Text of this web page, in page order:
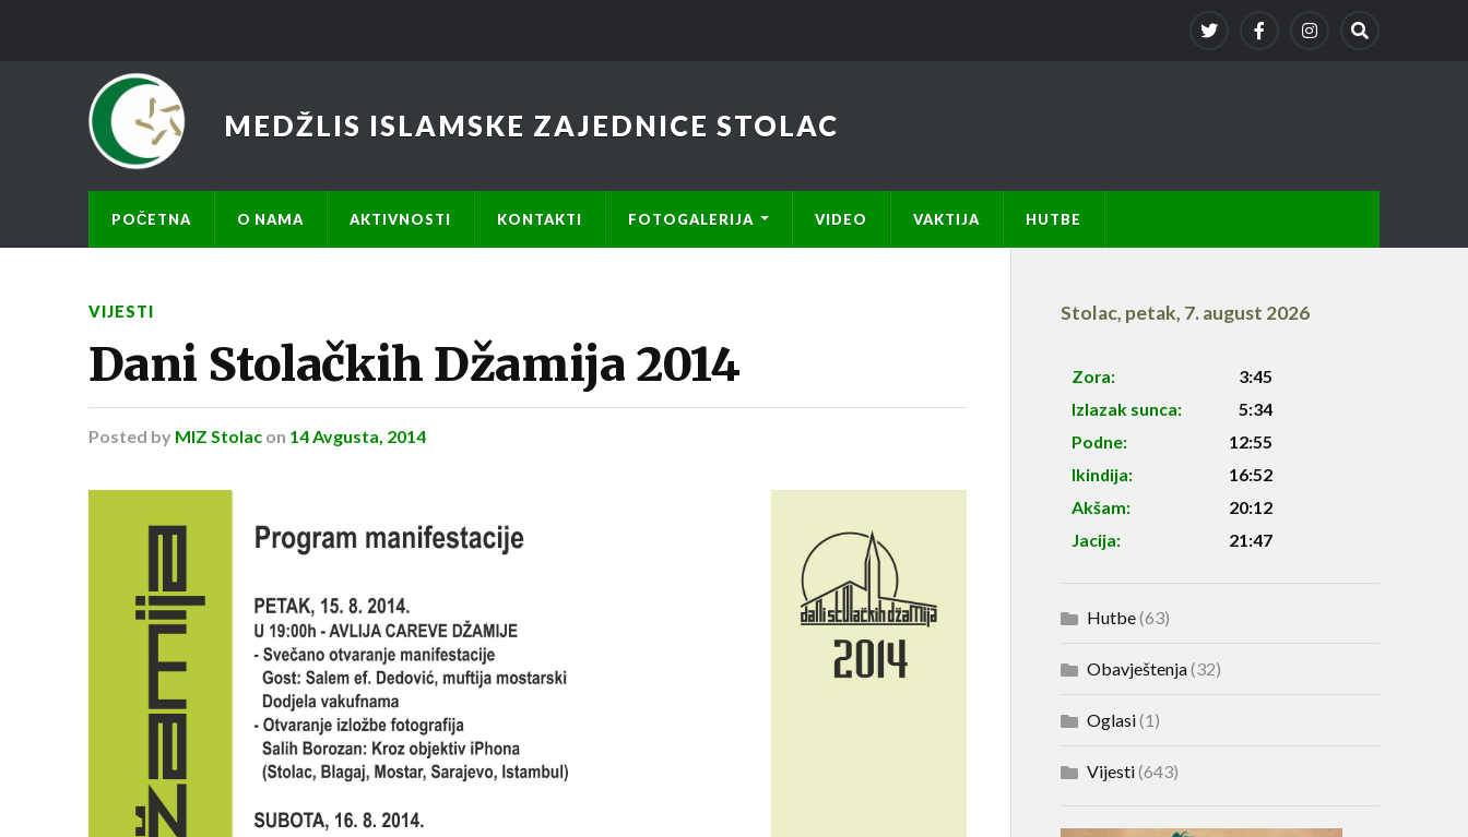
MEDŽLIS ISLAMSKE ZAJEDNICE STOLAC
POČETNA O NAMA AKTIVNOSTI KONTAKTI FOTOGALERIJA VIDEO VAKTIJA HUTBE
VIJESTI
Dani Stolačkih Džamija 2014
Posted by MIZ Stolac on 14 Avgusta, 2014
Stolac, petak, 7. august 2026
Zora:
3:45
Izlazak sunca:
5:34
Podne:
12:55
Ikindija:
16:52
Akšam:
20:12
Jacija:
21:47
Hutbe(63)
Obavještenja(32)
Oglasi(1)
Vijesti(643)